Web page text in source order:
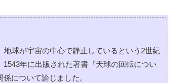
球が宇宙の中心で静止しているという2世紀
年に出版された著書『天球の回転につい
について論じました。